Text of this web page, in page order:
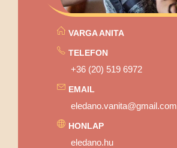
VARGA ANITA
TELEFON
+36 (20) 519 6972
EMAIL
eledano.vanita@gmail.com
HONLAP
eledano.hu